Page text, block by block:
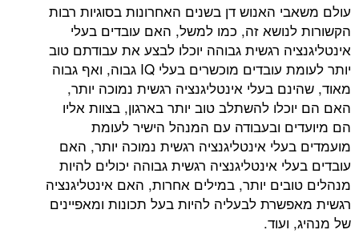
עולם משאבי האנוש דן בשנים האחרונות בסוגיות רבות
הקשורות לנושא זה, כמו למשל, האם עובדים בעלי
אינטליגנציה רגשית גבוהה יוכלו לבצע את עבודתם טוב
יותר לעומת עובדים מוכשרים בעלי IQ גבוה, ואף גבוה
מאוד, שהינם בעלי אינטליגנציה רגשית נמוכה יותר,
האם הם יוכלו להשתלב טוב יותר בארגון, בצוות אליו
הם מיועדים ובעבודה עם המנהל הישיר לעומת
מועמדים בעלי אינטליגנציה רגשית נמוכה יותר, האם
עובדים בעלי אינטליגנציה רגשית גבוהה יכולים להיות
מנהלים טובים יותר, במילים אחרות, האם אינטליגנציה
רגשית מאפשרת לבעליה להיות בעל תכונות ומאפיינים
של מנהיג, ועוד.